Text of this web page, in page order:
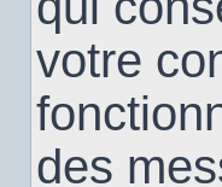
votre
des